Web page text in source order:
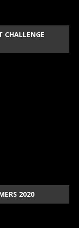
CHALLENGE
2020